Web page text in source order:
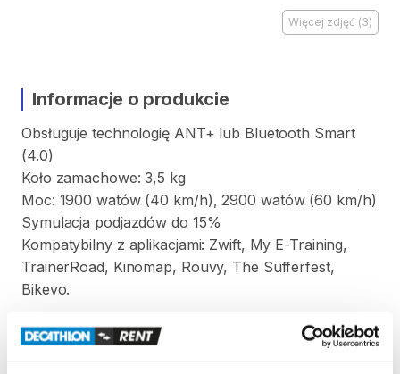
Więcej zdjęć (3)
Informacje o produkcie
Obsługuje technologię ANT+ lub Bluetooth Smart
(4.0)
Koło zamachowe: 3​,​5 kg
Moc: 1900 watów (40 km​/​h)​,​ 2900 watów (60 km​/​h)
Symulacja podjazdów do 15%
Kompatybilny z aplikacjami: Zwift​,​ My E-Training​,​
TrainerRoad​,​ Kinomap​,​ Rouvy​,​ The Sufferfest​,​
Bikevo.
W komplecie z trenażerem: